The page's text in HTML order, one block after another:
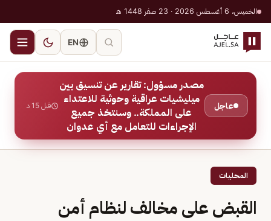
الخميس، 6 أغسطس 2026 · 23 صفر 1448 هـ
EN
عاجل
مصدر مسؤول: تقارير عن تنسيق بين
ميليشيات عراقية وحوثية للاعتداء
على المملكة.. وسنتخذ جميع
الإجراءات للتعامل مع أي عدوان
قبل 15 د
المحليات
القبض على مخالف لنظام أمن